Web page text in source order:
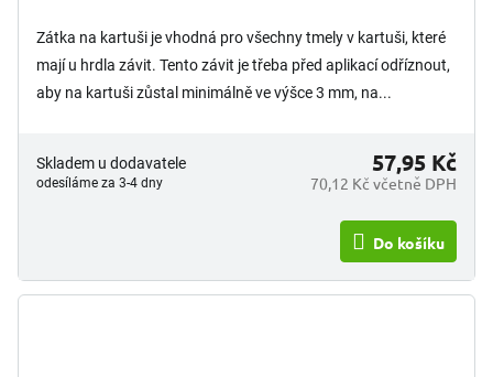
Zátka na kartuši je vhodná pro všechny tmely v kartuši, které
mají u hrdla závit. Tento závit je třeba před aplikací odříznout,
aby na kartuši zůstal minimálně ve výšce 3 mm, na...
Skladem u dodavatele
odesíláme za 3-4 dny 70,12 Kč včetně DPH
57,95 Kč
Do košíku